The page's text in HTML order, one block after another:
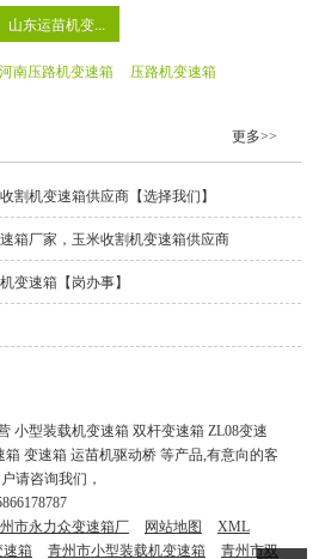
山东运苗机变...
河南压路机变速箱 压路机变速箱
更多>>
割机变速箱供应商【选择我们】
箱厂家，玉米收割机变速箱供应商
速箱【岗办事】
小型装载机变速箱 双杆变速箱 ZL08变速
箱 变速箱 运苗机驱动桥 等产品,有意向的客
户请咨询我们，
市永力众变速箱厂 网站地图
XML
箱 青州市小型装载机变速箱 青州市双